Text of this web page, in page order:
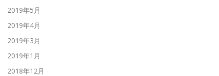
2019年5月
2019年4月
2019年3月
2019年1月
2018年12月